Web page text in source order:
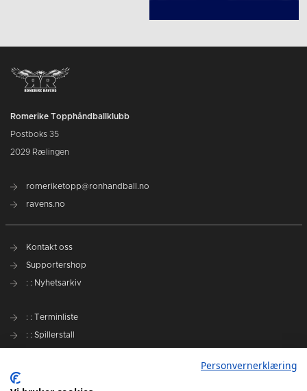
Romerike Topphåndballklubb
Postboks 35
2029 Rælingen
romeriketopp@ronhandball.no
ravens.no
Kontakt oss
Supportershop
: : Nyhetsarkiv
: : Terminliste
: : Spillerstall
: : Samarbeidspartnere
Personvernerklæring